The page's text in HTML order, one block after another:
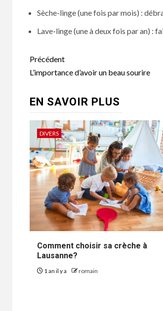
Sèche-linge (une fois par mois) :
Lave-linge (une à deux fois par an) :
Navigation
d’article
Précédent
L’importance d’avoir un beau sourire
EN SAVOIR PLUS
DIVERS
Comment choisir sa crèche à
Lausanne?
1 an il y a romain